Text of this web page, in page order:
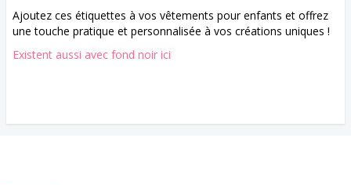
Ajoutez ces étiquettes à vos vêtements pour enfants et offrez
une touche pratique et personnalisée à vos créations uniques !
Existent aussi avec fond noir ici